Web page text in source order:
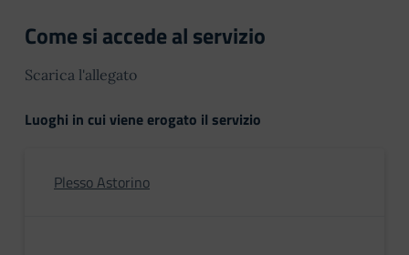
Come si accede al servizio
Scarica l'allegato
Luoghi in cui viene erogato il servizio
Plesso Astorino